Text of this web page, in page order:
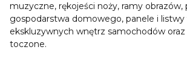
muzyczne, rękojeści noży, ramy
gospodarstwa domowego, panele i
ekskluzywnych wnętrz samochodów
toczone.